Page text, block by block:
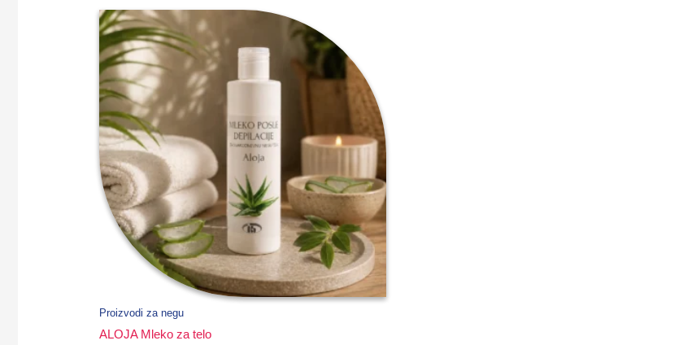
Proizvodi za negu
ALOJA Mleko za telo